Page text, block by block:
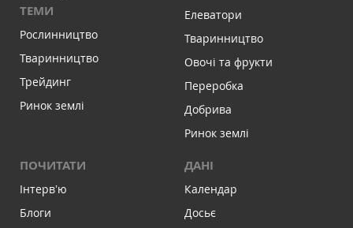
ТЕМИ
Рослинництво
Тваринництво
Трейдинг
Ринок землі
Елеватори
Тваринництво
Овочі та фрукти
Переробка
Добрива
Ринок землі
ПОЧИТАТИ
Інтервʼю
Блоги
ДАНІ
Календар
Досьє